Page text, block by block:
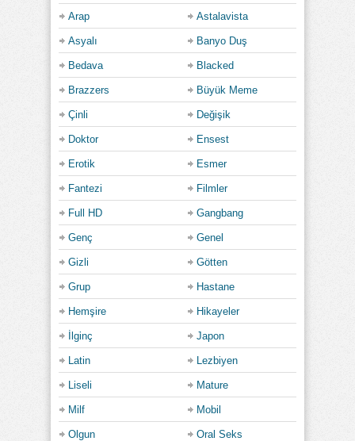
Arap Astalavista
Asyalı Banyo Duş
Bedava Blacked
Brazzers Büyük Meme
Çinli Değişik
Doktor Ensest
Erotik Esmer
Fantezi Filmler
Full HD Gangbang
Genç Genel
Gizli Götten
Grup Hastane
Hemşire Hikayeler
İlginç Japon
Latin Lezbiyen
Liseli Mature
Milf Mobil
Olgun Oral Seks